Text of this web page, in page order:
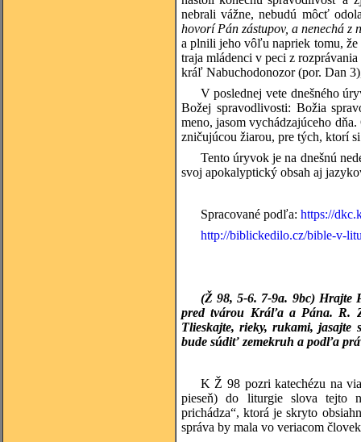
nebrali vážne, nebudú môcť
hovorí Pán zástupov, a nenechá z
a plnili jeho vôľu napriek tomu,
traja mládenci v peci z
kráľ Nabuchodonozor (por. Dan
V poslednej vete dnešného
Božej spravodlivosti: Božia
meno, jasom vychádzajúceho
zničujúcou žiarou, pre tých, ktorí
Tento úryvok je na dnešnú
svoj apokalyptický obsah aj
Spracované podľa: https://
http://biblickedilo.cz/bible-v-
(Ž 98, 5-6. 7-9a. 9bc) Hrajte
pred tvárou Kráľa a Pána. R.
Tlieskajte, rieky, rukami,
bude súdiť zemekruh a podľa
K Ž 98 pozri katechézu na
pieseň) do liturgie slova tejto
prichádza“, ktorá je skryto
správa by mala vo veriacom